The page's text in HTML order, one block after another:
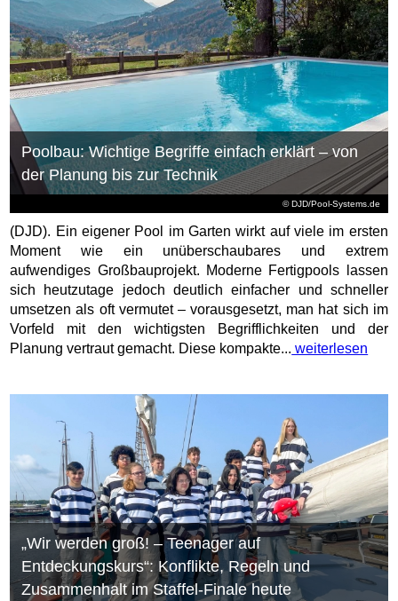
© DJD/Pool-Systems.de
Poolbau: Wichtige Begriffe einfach erklärt – von
der Planung bis zur Technik
(DJD). Ein eigener Pool im Garten wirkt auf viele im ersten
Moment wie ein unüberschaubares und extrem
aufwendiges Großbauprojekt. Moderne Fertigpools lassen
sich heutzutage jedoch deutlich einfacher und schneller
umsetzen als oft vermutet – vorausgesetzt, man hat sich im
Vorfeld mit den wichtigsten Begrifflichkeiten und der
Planung vertraut gemacht. Diese kompakte... weiterlesen
„Wir werden groß! – Teenager auf
Entdeckungskurs“: Konflikte, Regeln und
Zusammenhalt im Staffel-Finale heute